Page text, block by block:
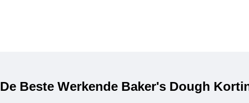
De Beste Werkende Baker's Dough